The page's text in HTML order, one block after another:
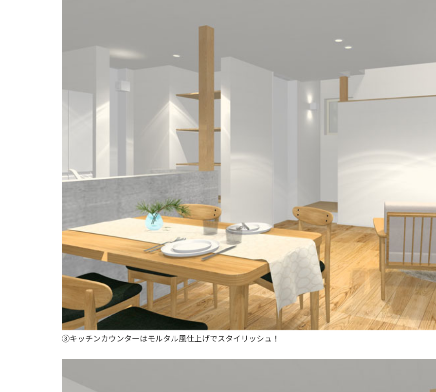
➂キッチンカウンターはモルタル風仕上げでスタイリッシュ！